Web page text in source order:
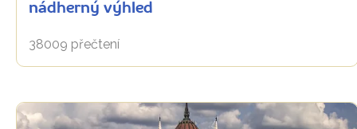
nádherný výhled
38009 přečtení